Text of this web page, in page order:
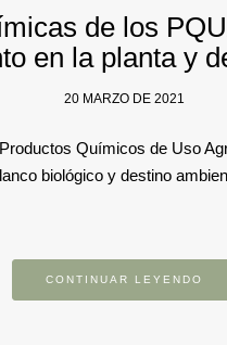
de los
en la planta y
20 MARZO DE 2021
Químicos de Uso
biológico y destino
CONTINUAR LEYENDO